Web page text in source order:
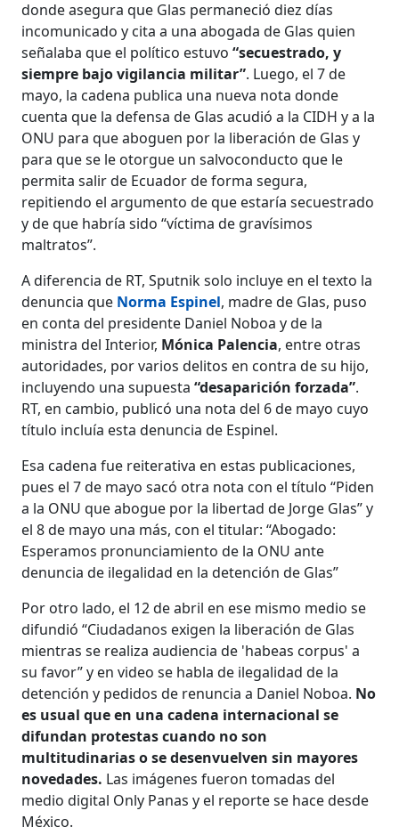
donde asegura que Glas permaneció diez días
incomunicado y cita a una abogada de Glas quien
señalaba que el político estuvo“secuestrado, y
siempre bajo vigilancia militar”. Luego, el 7 de
mayo, la cadena publica una nueva nota donde
cuenta que la defensa de Glas acudió a la CIDH y a la
ONU para que aboguen por la liberación de Glas y
para que se le otorgue un salvoconducto que le
permita salir de Ecuador de forma segura,
repitiendo el argumento de que estaría secuestrado
y de que habría sido “víctima de gravísimos
maltratos”.
A diferencia de RT, Sputnik solo incluye en el texto la
denuncia que Norma Espinel, madre de Glas, puso
en conta del presidente Daniel Noboa y de la
ministra del Interior, Mónica Palencia, entre otras
autoridades, por varios delitos en contra de su hijo,
incluyendo una supuesta“desaparición forzada”.
RT, en cambio, publicó una nota del 6 de mayo cuyo
título incluía esta denuncia de Espinel.
Esa cadena fue reiterativa en estas publicaciones,
pues el 7 de mayo sacó otra nota con el título “Piden
a la ONU que abogue por la libertad de Jorge Glas” y
el 8 de mayo una más, con el titular: “Abogado:
Esperamos pronunciamiento de la ONU ante
denuncia de ilegalidad en la detención de Glas”
Por otro lado, el 12 de abril en ese mismo medio se
difundió “Ciudadanos exigen la liberación de Glas
mientras se realiza audiencia de 'habeas corpus' a
su favor” y en video se habla de ilegalidad de la
detención y pedidos de renuncia a Daniel Noboa. No
es usual que en una cadena internacional se
difundan protestas cuando no son
multitudinarias o se desenvuelven sin mayores
novedades. Las imágenes fueron tomadas del
medio digital Only Panas y el reporte se hace desde
México.